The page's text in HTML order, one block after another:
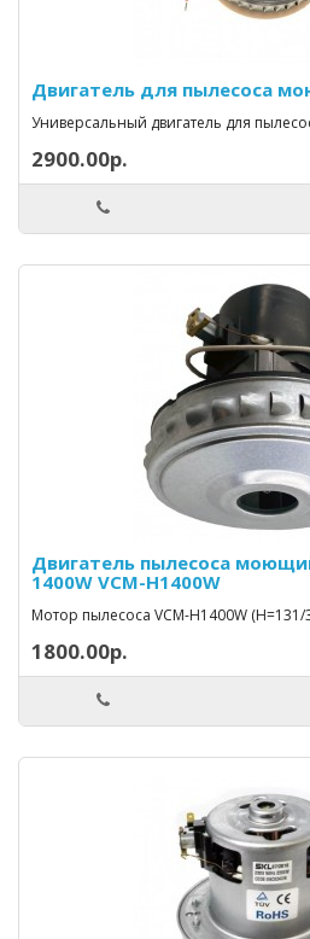
Двигатель для пылесоса
Универсальный двигатель для
2900.00р.
Двигатель пылесоса
1400W VCM-H1400W
Мотор пылесоса VCM-H1400W (H=131/
1800.00р.